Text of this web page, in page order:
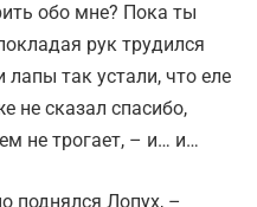
обо мне? Пока ты
рук трудился
так устали, что еле
не сказал спасибо,
не трогает, – и… и…
поднялся Лопух, –